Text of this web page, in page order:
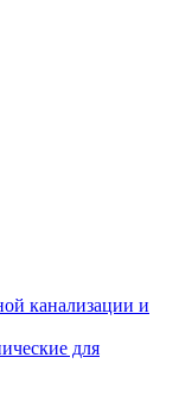
канализации и
для